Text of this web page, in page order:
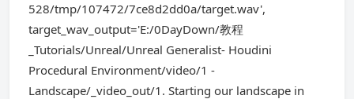
528/tmp/107472/7ce8d2dd0a/target.wav',
target_wav_output='E:/0DayDown/教程
_Tutorials/Unreal/Unreal Generalist- Houdini
Procedural Environment/video/1 -
Landscape/_video_out/1. Starting our landscape in